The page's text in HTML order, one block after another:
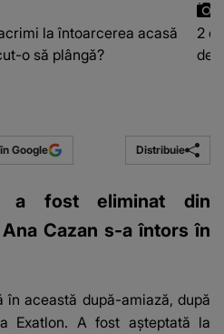
la întoarcerea acasă
o să plângă?
2
de
Google Distribuie
a fost eliminat din
Cazan s-a întors în
în această după-amiază, după
Exatlon. A fost așteptată la